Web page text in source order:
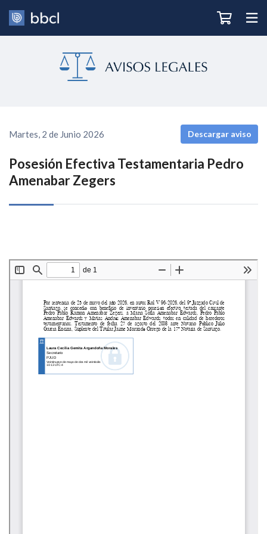
Martes, 2 de Junio 2026 Descargar aviso
Posesión Efectiva Testamentaria Pedro
Amenabar Zegers